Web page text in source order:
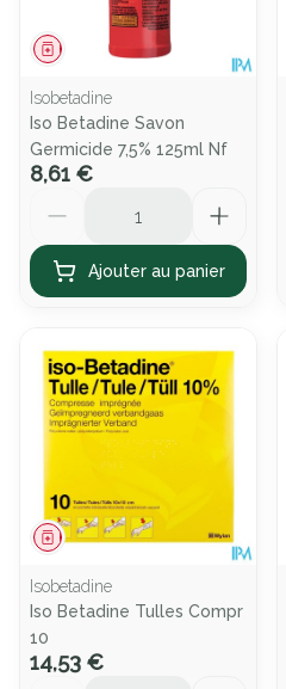
Médicament
Isobetadine
Iso Betadine Savon
Germicide 7,5% 125ml Nf
8,61 €
Ajouter au panier
Médicament
Isobetadine
Iso Betadine Tulles Compr
10
14,53 €